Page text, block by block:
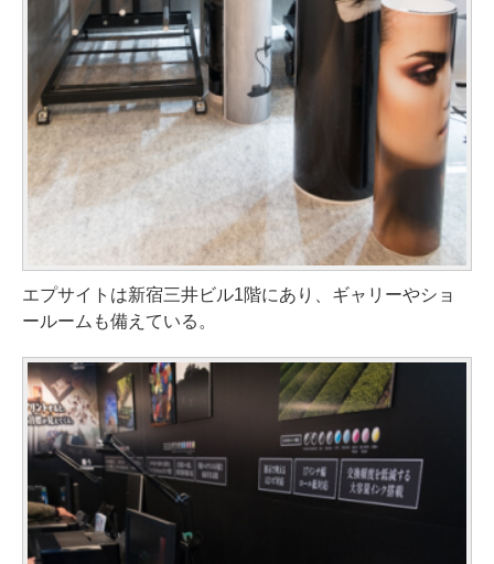
エプサイトは新宿三井ビル1階にあり、ギャリーやショ
ールームも備えている。